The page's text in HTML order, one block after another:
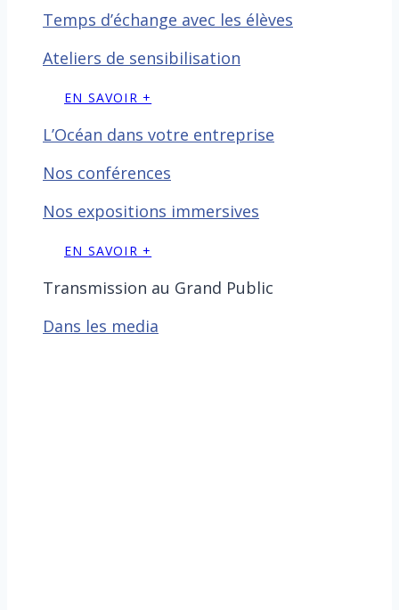
Temps d’échange avec les élèves
Ateliers de sensibilisation
EN SAVOIR +
L’Océan dans votre entreprise
Nos conférences
Nos expositions immersives
EN SAVOIR +
Transmission au Grand Public
Dans les media